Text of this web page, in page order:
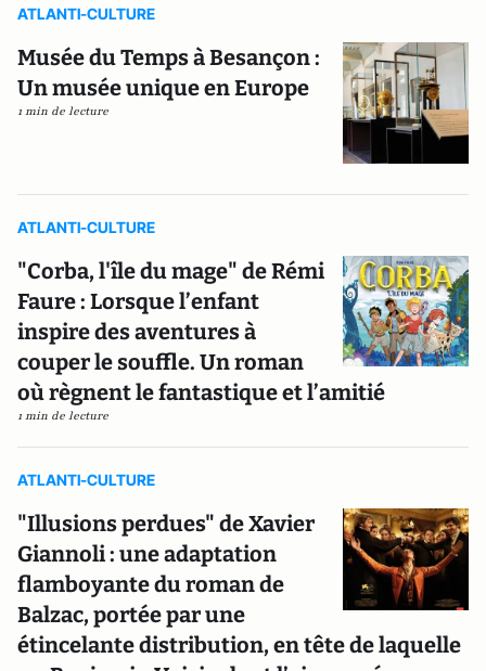
ATLANTI-CULTURE
Musée du Temps à Besançon :
Un musée unique en Europe
1 min de lecture
ATLANTI-CULTURE
"Corba, l'île du mage" de Rémi
Faure : Lorsque l’enfant
inspire des aventures à
couper le souffle. Un roman
où règnent le fantastique et l’amitié
1 min de lecture
ATLANTI-CULTURE
"Illusions perdues" de Xavier
Giannoli : une adaptation
flamboyante du roman de
Balzac, portée par une
étincelante distribution, en tête de laquelle